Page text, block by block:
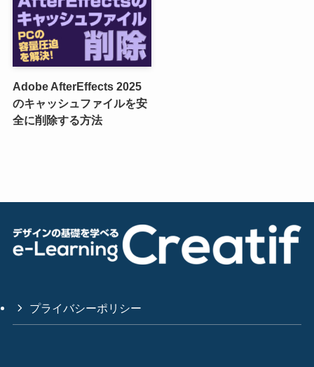
Adobe AfterEffects 2025
のキャッシュファイルを安
全に削除する方法
プライバシーポリシー